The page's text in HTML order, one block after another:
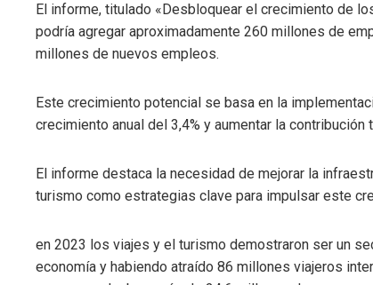
El informe, titulado «Desbloquear el crecimiento de
podría agregar aproximadamente 260 millones de
millones de nuevos empleos.
Este crecimiento potencial se basa en la
crecimiento anual del 3,4% y aumentar la
El informe destaca la necesidad de mejorar la
turismo como estrategias clave para impulsar este
en 2023 los viajes y el turismo demostraron ser un
economía y habiendo atraído 86 millones viajeros